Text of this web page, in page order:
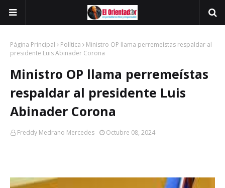
Página Principal Política
Ministro OP llama perremeístas respaldar al
presidente Luis Abinader Corona
Ministro OP llama perremeístas
respaldar al presidente Luis
Abinader Corona
Freddy Medrano Mercedes Octubre 08, 2024